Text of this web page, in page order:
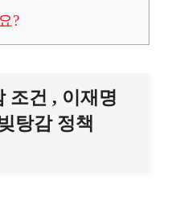
?
조건 , 이재명
탕감 정책